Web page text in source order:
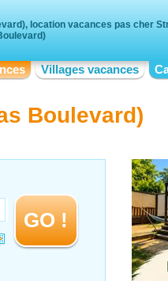
location vacances pas cher
Villages vacances
Boulevard)
GO !